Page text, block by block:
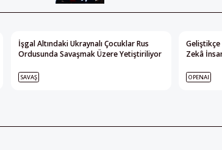
İşgal Altındaki Ukraynalı Çocuklar Rus
Ordusunda Savaşmak Üzere Yetiştiriliyor
SAVAŞ
Geliştikçe
Zekâ
OPENAI